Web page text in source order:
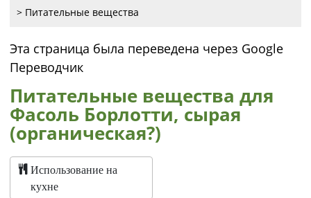
Питательные вещества
Эта страница была переведена через Google
Переводчик
Питательные вещества для
Фасоль Борлотти, сырая
(органическая?)
Использование на
кухне